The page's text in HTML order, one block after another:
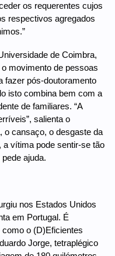
os requerentes cujos
respectivos agregados
de Coimbra,
movimento de pessoas
fazer pós-doutoramento
isto combina bem com a
de familiares. “A
salienta o
o cansaço, o desgaste da
a vítima pode sentir-se tão
ajuda.
nos Estados Unidos
em Portugal. É
o (D)Eficientes
Jorge, tetraplégico